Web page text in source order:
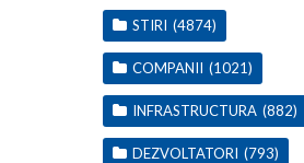
STIRI (4874)
COMPANII (1021)
INFRASTRUCTURA (882)
DEZVOLTATORI (793)